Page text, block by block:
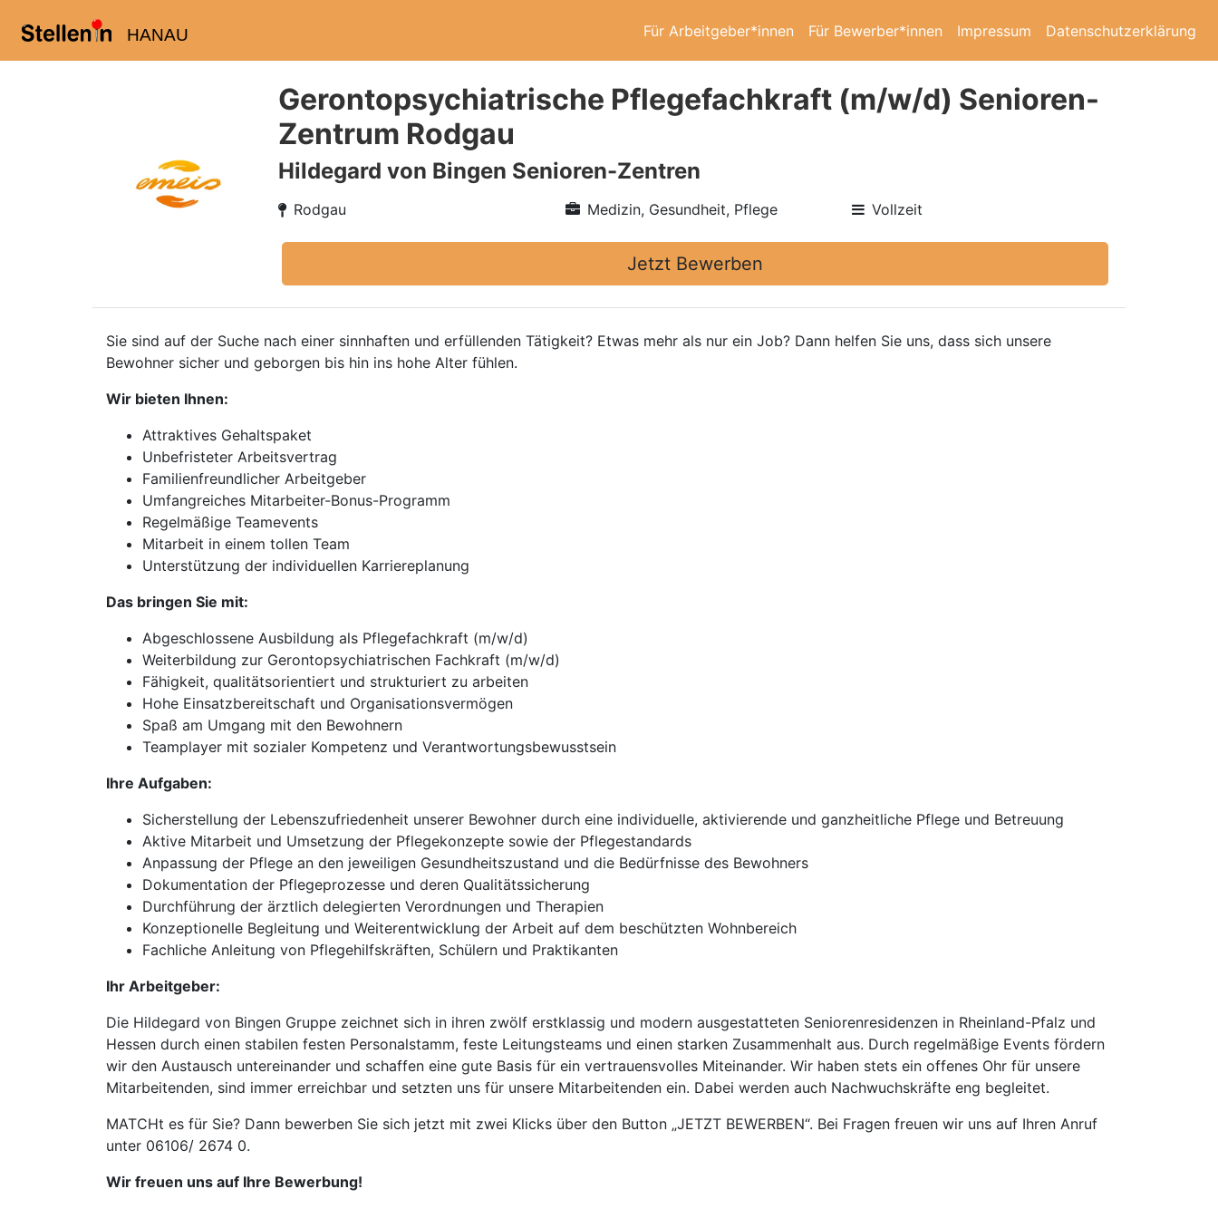
HANAU Für Arbeitgeber*innen Für Bewerber*innen Impressum Datenschutzerklärung
Gerontopsychiatrische Pflegefachkraft (m/w/d) Senioren-
Zentrum Rodgau
Hildegard von Bingen Senioren-Zentren
Rodgau Medizin, Gesundheit, Pflege Vollzeit
Jetzt Bewerben
Sie sind auf der Suche nach einer sinnhaften und erfüllenden Tätigkeit? Etwas mehr als nur ein Job? Dann helfen Sie uns, dass sich unsere
Bewohner sicher und geborgen bis hin ins hohe Alter fühlen.
Wir bieten Ihnen:
Attraktives Gehaltspaket
Unbefristeter Arbeitsvertrag
Familienfreundlicher Arbeitgeber
Umfangreiches Mitarbeiter-Bonus-Programm
Regelmäßige Teamevents
Mitarbeit in einem tollen Team
Unterstützung der individuellen Karriereplanung
Das bringen Sie mit:
Abgeschlossene Ausbildung als Pflegefachkraft (m/w/d)
Weiterbildung zur Gerontopsychiatrischen Fachkraft (m/w/d)
Fähigkeit, qualitätsorientiert und strukturiert zu arbeiten
Hohe Einsatzbereitschaft und Organisationsvermögen
Spaß am Umgang mit den Bewohnern
Teamplayer mit sozialer Kompetenz und Verantwortungsbewusstsein
Ihre Aufgaben:
Sicherstellung der Lebenszufriedenheit unserer Bewohner durch eine individuelle, aktivierende und ganzheitliche Pflege und Betreuung
Aktive Mitarbeit und Umsetzung der Pflegekonzepte sowie der Pflegestandards
Anpassung der Pflege an den jeweiligen Gesundheitszustand und die Bedürfnisse des Bewohners
Dokumentation der Pflegeprozesse und deren Qualitätssicherung
Durchführung der ärztlich delegierten Verordnungen und Therapien
Konzeptionelle Begleitung und Weiterentwicklung der Arbeit auf dem beschützten Wohnbereich
Fachliche Anleitung von Pflegehilfskräften, Schülern und Praktikanten
Ihr Arbeitgeber:
Die Hildegard von Bingen Gruppe zeichnet sich in ihren zwölf erstklassig und modern ausgestatteten Seniorenresidenzen in Rheinland-Pfalz und
Hessen durch einen stabilen festen Personalstamm, feste Leitungsteams und einen starken Zusammenhalt aus. Durch regelmäßige Events fördern
wir den Austausch untereinander und schaffen eine gute Basis für ein vertrauensvolles Miteinander. Wir haben stets ein offenes Ohr für unsere
Mitarbeitenden, sind immer erreichbar und setzten uns für unsere Mitarbeitenden ein. Dabei werden auch Nachwuchskräfte eng begleitet.
MATCHt es für Sie? Dann bewerben Sie sich jetzt mit zwei Klicks über den Button „JETZT BEWERBEN“. Bei Fragen freuen wir uns auf Ihren Anruf
unter 06106/ 2674 0.
Wir freuen uns auf Ihre Bewerbung!